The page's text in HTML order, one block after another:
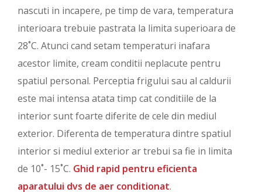
nascuti in incapere, pe timp de vara, temperatura
interioara trebuie pastrata la limita superioara de
28˚C. Atunci cand setam temperaturi inafara
acestor limite, cream conditii neplacute pentru
spatiul personal. Perceptia frigului sau al caldurii
este mai intensa atata timp cat conditiile de la
interior sunt foarte diferite de cele din mediul
exterior. Diferenta de temperatura dintre spatiul
interior si mediul exterior ar trebui sa fie in limita
de 10˚- 15˚C. Ghid rapid pentru eficienta
aparatului dvs de aer conditionat.